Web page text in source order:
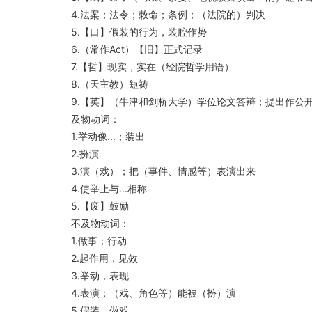
4.法案；法令；敕命；条例；（法院的）判决
5.【口】假装的行为，装腔作势
6.（常作Act）【旧】正式记录
7.【哲】现实，实在（经院哲学用语）
8.（天主教）短祷
9.【英】（牛津和剑桥大学）学位论文答辩；提出作公
及物动词：
1.举动像...；装出
2.扮演
3.演（戏）；把（事件、情感等）表演出来
4.使举止与...相称
5.【废】鼓励
不及物动词：
1.做事；行动
2.起作用，见效
3.举动，表现
4.表演；（戏、角色等）能被（扮）演